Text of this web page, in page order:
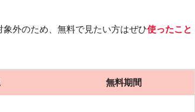
外のため、無料で見たい方はぜひ使ったこと
無料期間